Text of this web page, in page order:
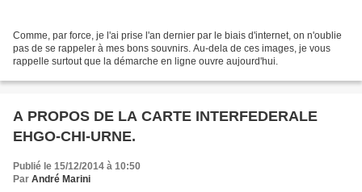
Comme, par force, je l'ai prise l'an dernier par le biais d'internet, on n'oublie
pas de se rappeler à mes bons souvnirs. Au-dela de ces images, je vous
rappelle surtout que la démarche en ligne ouvre aujourd'hui.
A PROPOS DE LA CARTE INTERFEDERALE
EHGO-CHI-URNE.
Publié le 15/12/2014 à 10:50
Par André Marini